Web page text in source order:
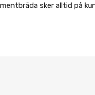
sker alltid på